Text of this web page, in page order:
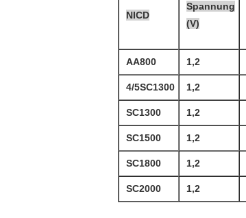
NICD
Spannung
(V)
AA800 1,2
4/5SC1300 1,2
SC1300 1,2
SC1500 1,2
SC1800 1,2
SC2000 1,2